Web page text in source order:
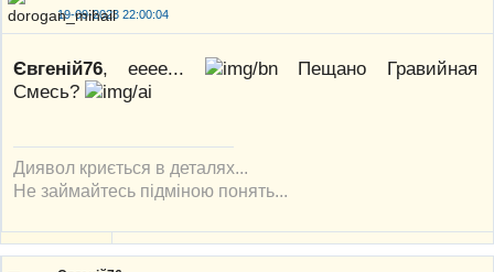
19-09-2023 22:00:04
Євгеній76, ееее...
Пещано Гравийная
Смесь?
Диявол криється в деталях...
Не займайтесь підміною понять...